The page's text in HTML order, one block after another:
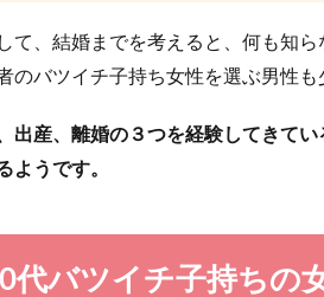
40...
て、結婚までを考えると、何も知
のバツイチ子持ち女性を選ぶ男性も
出産、離婚の３つを経験してきて
ようです。
代バツイチ子持ちの